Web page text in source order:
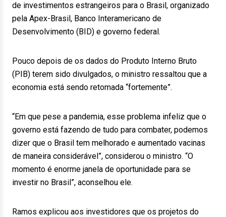
de investimentos estrangeiros para o Brasil, organizado
pela Apex-Brasil, Banco Interamericano de
Desenvolvimento (BID) e governo federal.
Pouco depois de os dados do Produto Interno Bruto
(PIB) terem sido divulgados, o ministro ressaltou que a
economia está sendo retomada “fortemente”.
“Em que pese a pandemia, esse problema infeliz que o
governo está fazendo de tudo para combater, podemos
dizer que o Brasil tem melhorado e aumentado vacinas
de maneira considerável”, considerou o ministro. “O
momento é enorme janela de oportunidade para se
investir no Brasil”, aconselhou ele.
Ramos explicou aos investidores que os projetos do